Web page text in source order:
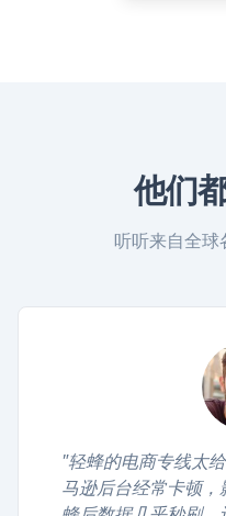
他们
听听来自全球
"轻蜂的电商专线太
马逊后台经常卡顿